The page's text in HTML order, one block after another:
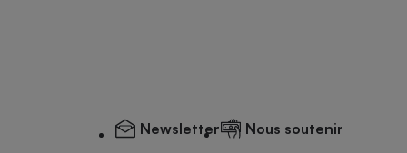
Newsletter Nous soutenir